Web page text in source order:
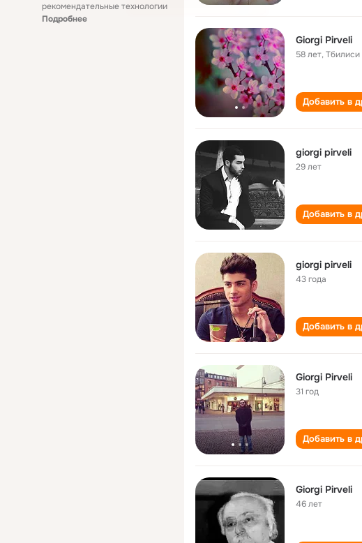
рекомендательные технологии
Подробнее
Giorgi Pirveli
58 лет,Тбилиси
Добавить в
giorgi pirveli
29 лет
Добавить в
giorgi pirveli
43 года
Добавить в
Giorgi Pirveli
31 год
Добавить в
Giorgi Pirveli
46 лет